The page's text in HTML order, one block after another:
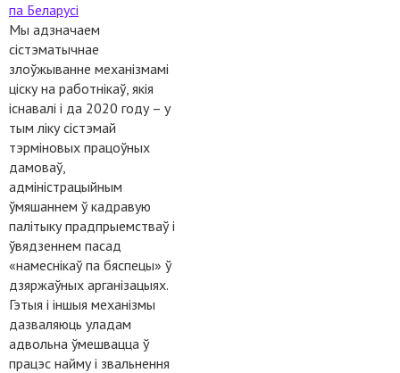
па Беларусі
Мы адзначаем
сістэматычнае
злоўжыванне механізмамі
ціску на работнікаў, якія
існавалі і да 2020 году – у
тым ліку сістэмай
тэрміновых працоўных
дамоваў,
адміністрацыйным
ўмяшаннем ў кадравую
палітыку прадпрыемстваў і
ўвядзеннем пасад
«намеснікаў па бяспецы» ў
дзяржаўных арганізацыях.
Гэтыя і іншыя механізмы
дазваляюць уладам
адвольна ўмешвацца ў
працэс найму і звальнення